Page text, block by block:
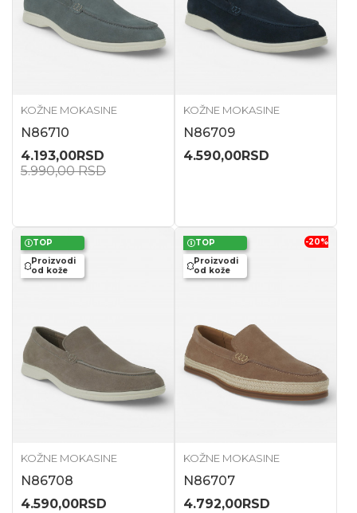
KOŽNE MOKASINE
N86710
4.193,00RSD
5.990,00RSD
KOŽNE MOKASINE
N86709
4.590,00RSD
TOP
Proizvodi
od kože
KOŽNE MOKASINE
N86708
4.590,00RSD
TOP
Proizvodi
od kože
-20%
KOŽNE MOKASINE
N86707
4.792,00RSD